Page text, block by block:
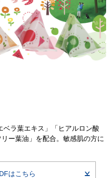
ベラ葉エキス」「ヒアルロン酸
ー葉油」を配合。敏感肌の方に
はこちら